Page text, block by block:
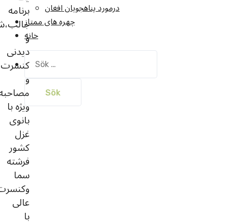
درمورد پناهجويان افغان
چهره های ممتاز
خانه
Sök
efter:
برنامه
و
دیدنی
کنسرت
و
ویژه با
بانوی
غزل
کشور
فرشته
سما
عالی
با